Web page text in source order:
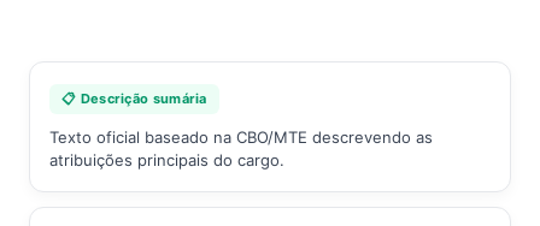
📋 Descrição sumária
Texto oficial baseado na CBO/MTE descrevendo as
atribuições principais do cargo.